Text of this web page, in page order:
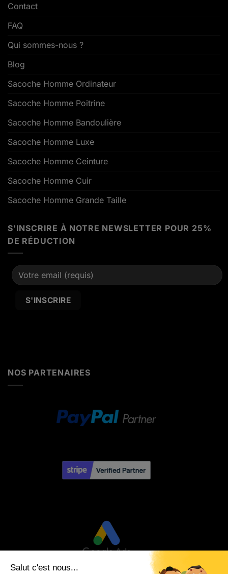
Contact
FAQ
Qui sommes-nous ?
Blog
Sacoche Homme Ordinateur
Sacoche Homme Poitrine
Sacoche Homme Bandoulière
Sacoche Homme Luxe
Sacoche Homme Ceinture
Sacoche Homme Cuir
Sacoche Homme Grande Taille
S'INSCRIRE À NOTRE NEWSLETTER POUR 25%
DE RÉDUCTION
NOS PARTENAIRES